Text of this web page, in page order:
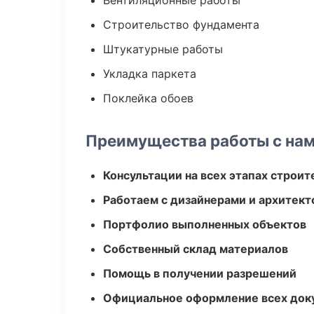
Строительство фундамента
Штукатурные работы
Укладка паркета
Поклейка обоев
Преимущества работы с
Консультации на всех этапах
Работаем с дизайнерами и
Портфолио выполненных объектов
Собственный склад материалов
Помощь в получении разрешений
Официальное оформление всех